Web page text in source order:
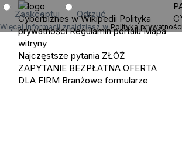
Zaakceptuj Odrzuć
Więcej informacji znajdziesz w Polityka prywatności
Cyberbiznes w Wikipedii Polityka
prywatności Regulamin portalu Mapa
witryny
Najczęstsze pytania ZŁÓŻ
ZAPYTANIE BEZPŁATNA OFERTA
DLA FIRM Branżowe formularze